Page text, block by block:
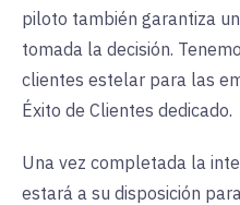
piloto también garantiza
tomada la decisión.
clientes estelar para las
Éxito de Clientes dedicado.
Una vez completada la
estará a su disposición